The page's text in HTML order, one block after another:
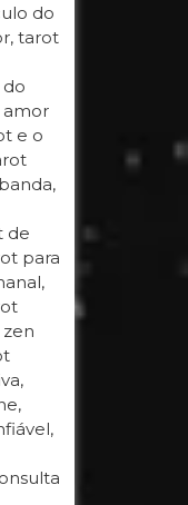
do
tarot
amor
e o
de
para